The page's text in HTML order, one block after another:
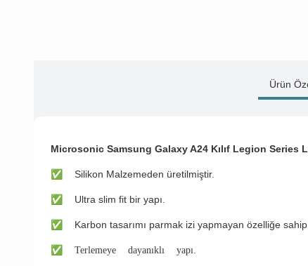
Ürün
Microsonic Samsung Galaxy A24 Kılıf Legion Series
✅ Silikon Malzemeden üretilmiştir.
✅ Ultra slim fit bir yapı.
✅ Karbon tasarımı parmak izi yapmayan özelliğe sahip.
✅ Terlemeye dayanıklı yapı